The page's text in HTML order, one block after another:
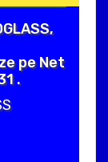
pe Net
.